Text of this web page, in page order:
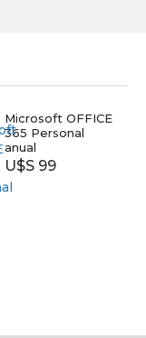
Microsoft OFFICE
365 Personal
anual
U$S 99